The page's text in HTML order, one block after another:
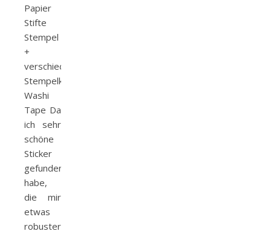
Papier
Stifte
Stempel
+
verschiedene
Stempelkissen
Washi
Tape Da
ich sehr
schöne
Sticker
gefunden
habe,
die mir
etwas
robuster